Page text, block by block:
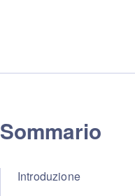
Sommario
Introduzione